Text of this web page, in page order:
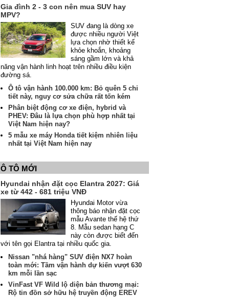
Gia đình 2 - 3 con nên mua SUV hay
MPV?
SUV đang là dòng xe
được nhiều người Việt
lựa chọn nhờ thiết kế
khỏe khoắn, khoảng
sáng gầm lớn và khả
năng vận hành linh hoạt trên nhiều điều kiện
đường sá.
Ô tô vận hành 100.000 km: Bỏ quên 5 chi
tiết này, nguy cơ sửa chữa rất tốn kém
Phân biệt động cơ xe điện, hybrid và
PHEV: Đâu là lựa chọn phù hợp nhất tại
Việt Nam hiện nay?
5 mẫu xe máy Honda tiết kiệm nhiên liệu
nhất tại Việt Nam hiện nay
Ô TÔ MỚI
Hyundai nhận đặt cọc Elantra 2027: Giá
xe từ 442 - 681 triệu VNĐ
Hyundai Motor vừa
thông báo nhận đặt cọc
mẫu Avante thế hệ thứ
8. Mẫu sedan hạng C
này còn được biết đến
với tên gọi Elantra tại nhiều quốc gia.
Nissan "nhá hàng" SUV điện NX7 hoàn
toàn mới: Tầm vận hành dự kiến vượt 630
km mỗi lần sạc
VinFast VF Wild lộ diện bản thương mại:
Rộ tin đồn sở hữu hệ truyền động EREV